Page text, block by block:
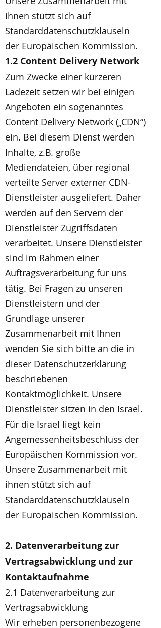
ihnen stützt sich auf
Standarddatenschutzklauseln
der Europäischen Kommission.
1.2 Content Delivery Network
Zum Zwecke einer kürzeren
Ladezeit setzen wir bei einigen
Angeboten ein sogenanntes
Content Delivery Network („CDN“)
ein. Bei diesem Dienst werden
Inhalte, z.B. große
Mediendateien, über regional
verteilte Server externer CDN-
Dienstleister ausgeliefert. Daher
werden auf den Servern der
Dienstleister Zugriffsdaten
verarbeitet. Unsere Dienstleister
sind im Rahmen einer
Auftragsverarbeitung für uns
tätig. Bei Fragen zu unseren
Dienstleistern und der
Grundlage unserer
Zusammenarbeit mit Ihnen
wenden Sie sich bitte an die in
dieser Datenschutzerklärung
beschriebenen
Kontaktmöglichkeit. Unsere
Dienstleister sitzen in den Israel.
Für die Israel liegt kein
Angemessenheitsbeschluss der
Europäischen Kommission vor.
Unsere Zusammenarbeit mit
ihnen stützt sich auf
Standarddatenschutzklauseln
der Europäischen Kommission.
2. Datenverarbeitung zur
Vertragsabwicklung und zur
Kontaktaufnahme
2.1 Datenverarbeitung zur
Vertragsabwicklung
Wir erheben personenbezogene